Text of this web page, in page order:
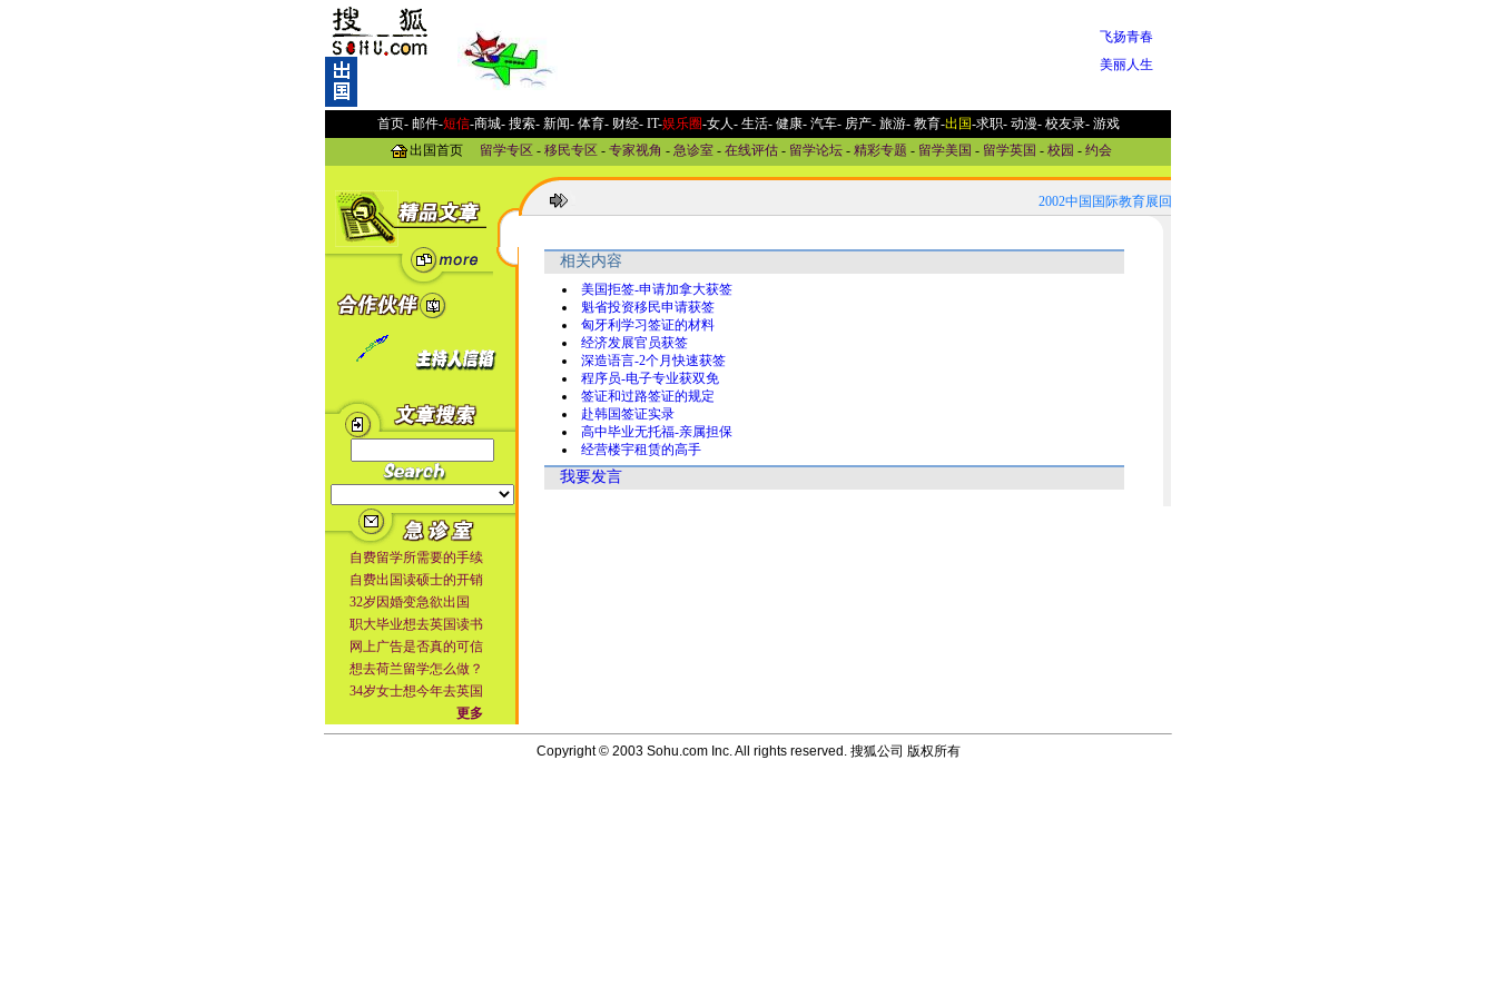
飞扬青春
美丽人生
首页- 邮件-短信-商城- 搜索-新闻- 体育-财经- IT-娱乐圈-女人-生活- 健康-汽车-房产- 旅游-教育-出国-求职-动漫- 校友录- 游戏
出国首页
留学专区- 移民专区- 专家视角 - 急诊室- 在线评估- 留学论坛- 精彩专题 - 留学美国 - 留学英国 - 校园 - 约会
自费留学所需要的手续
自费出国读硕士的开销
32岁因婚变急欲出国
职大毕业想去英国读书
网上广告是否真的可信
想去荷兰留学怎么做？
34岁女士想今年去英国
更多
2002中国国际教育展回顾！
相关内容
美国拒签-申请加拿大获签
魁省投资移民申请获签
匈牙利学习签证的材料
经济发展官员获签
深造语言-2个月快速获签
程序员-电子专业获双免
签证和过路签证的规定
赴韩国签证实录
高中毕业无托福-亲属担保
经营楼宇租赁的高手
我要发言
Copyright © 2003 Sohu.com Inc. All rights reserved. 搜狐公司 版权所有